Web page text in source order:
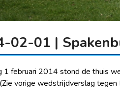
02-01 |
1 februari 2014 stond de thuis
vorige wedstrijdverslag tegen